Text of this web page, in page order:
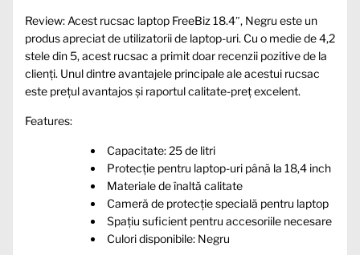
Review: Acest rucsac laptop FreeBiz 18.4″, Negru este un
produs apreciat de utilizatorii de laptop-uri. Cu o medie de 4,2
stele din 5, acest rucsac a primit doar recenzii pozitive de la
clienți. Unul dintre avantajele principale ale acestui rucsac
este prețul avantajos și raportul calitate-preț excelent.
Features:
Capacitate: 25 de litri
Protecție pentru laptop-uri până la 18,4 inch
Materiale de înaltă calitate
Cameră de protecție specială pentru laptop
Spațiu suficient pentru accesoriile necesare
Culori disponibile: Negru